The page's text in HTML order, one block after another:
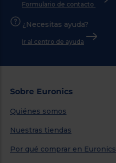
Formulario de contacto
¿Necesitas ayuda?
Ir al centro de ayuda
Sobre Euronics
Quiénes somos
Nuestras tiendas
Por qué comprar en Euronics